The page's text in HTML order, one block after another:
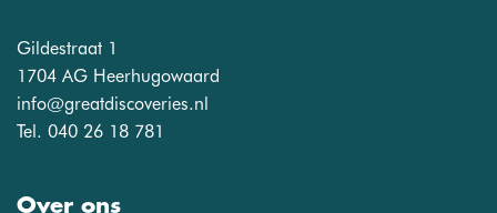
Gildestraat 1
1704 AG Heerhugowaard
info@greatdiscoveries.nl
Tel. 040 26 18 781
Over ons